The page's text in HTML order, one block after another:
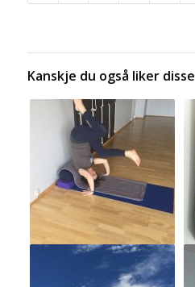
Kanskje du også liker disse